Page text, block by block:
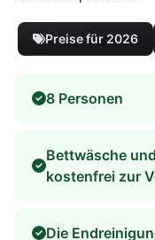
Preise für 2026
8 Personen
Bettwäsche
kostenfrei zur
Die